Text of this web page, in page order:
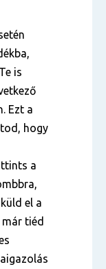
is
Ezt a
hogy
a
el a
tiéd